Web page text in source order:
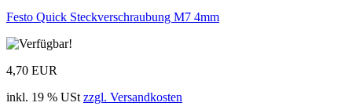
Festo Quick Steckverschraubung M7 4mm
4,70 EUR
inkl. 19 % USt zzgl. Versandkosten